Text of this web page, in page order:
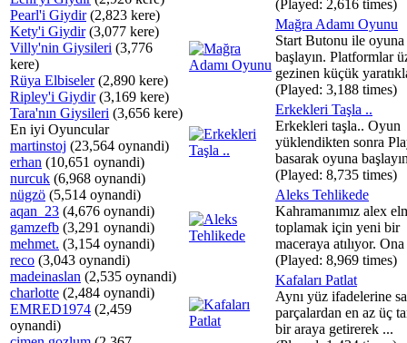
Pearl'i Giydir(2,823 kere)
Kety'i Giydir(3,077 kere)
Villy'nin Giysileri (3,776
kere)
Rüya Elbiseler(2,890 kere)
Ripley'i Giydir(3,169 kere)
Tara'nın Giysileri (3,656 kere)
En iyi Oyuncular
martinstoj (23,564 oynandi)
erhan (10,651 oynandi)
nurcuk (6,968 oynandi)
nügzö (5,514 oynandi)
aqan_23 (4,676 oynandi)
gamzefb (3,291 oynandi)
mehmet. (3,154 oynandi)
reco (3,043 oynandi)
madeinaslan (2,535 oynandi)
charlotte (2,484 oynandi)
EMRED1974 (2,459
oynandi)
(Played: 2,616 times)
Mağra Adamı Oyunu
Start Butonu ile oyuna
başlayın. Platformlar
gezinen küçük
(Played: 3,188 times)
Erkekleri Taşla ..
Erkekleri taşla.. Oyun
yüklendikten sonra
basarak oyuna
(Played: 8,735 times)
Aleks Tehlikede
Kahramanımız alex
toplamak için yeni bir
maceraya atılıyor.
(Played: 8,969 times)
Kafaları Patlat
Aynı yüz ifadelerine
parçalardan en az üç
bir araya getirerek ...